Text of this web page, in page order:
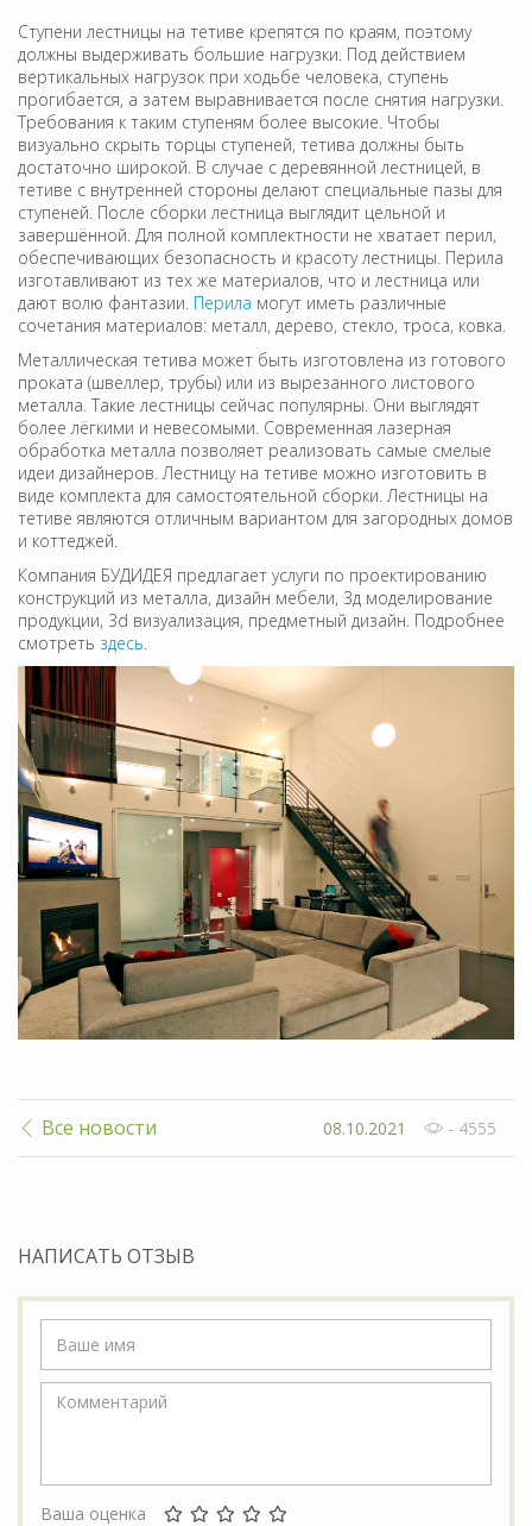
Ступени лестницы на тетиве крепятся по краям, поэтому
должны выдерживать большие нагрузки. Под действием
вертикальных нагрузок при ходьбе человека, ступень
прогибается, а затем выравнивается после снятия нагрузки.
Требования к таким ступеням более высокие. Чтобы
визуально скрыть торцы ступеней, тетива должны быть
достаточно широкой. В случае с деревянной лестницей, в
тетиве с внутренней стороны делают специальные пазы для
ступеней. После сборки лестница выглядит цельной и
завершённой. Для полной комплектности не хватает перил,
обеспечивающих безопасность и красоту лестницы. Перила
изготавливают из тех же материалов, что и лестница или
дают волю фантазии. Перила могут иметь различные
сочетания материалов: металл, дерево, стекло, троса, ковка.
Металлическая тетива может быть изготовлена из готового
проката (швеллер, трубы) или из вырезанного листового
металла. Такие лестницы сейчас популярны. Они выглядят
более лёгкими и невесомыми. Современная лазерная
обработка металла позволяет реализовать самые смелые
идеи дизайнеров. Лестницу на тетиве можно изготовить в
виде комплекта для самостоятельной сборки. Лестницы на
тетиве являются отличным вариантом для загородных домов
и коттеджей.
Компания БУДИДЕЯ предлагает услуги по проектированию
конструкций из металла, дизайн мебели, 3д моделирование
продукции, 3d визуализация, предметный дизайн. Подробнее
смотреть здесь.
Все новости 08.10.2021 - 4555
НАПИСАТЬ ОТЗЫВ
Ваша оценка